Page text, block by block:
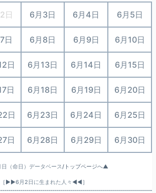
日 6月3日 6月4日 6月5日
日 6月8日 6月9日 6月10日
日 6月13日 6月14日 6月15日
日 6月18日 6月19日 6月20日
日 6月23日 6月24日 6月25日
日 6月28日 6月29日 6月30日
日（命日）データベース /トップページへ▲
［▶▶6月2日に生まれた人々 ◀◀］